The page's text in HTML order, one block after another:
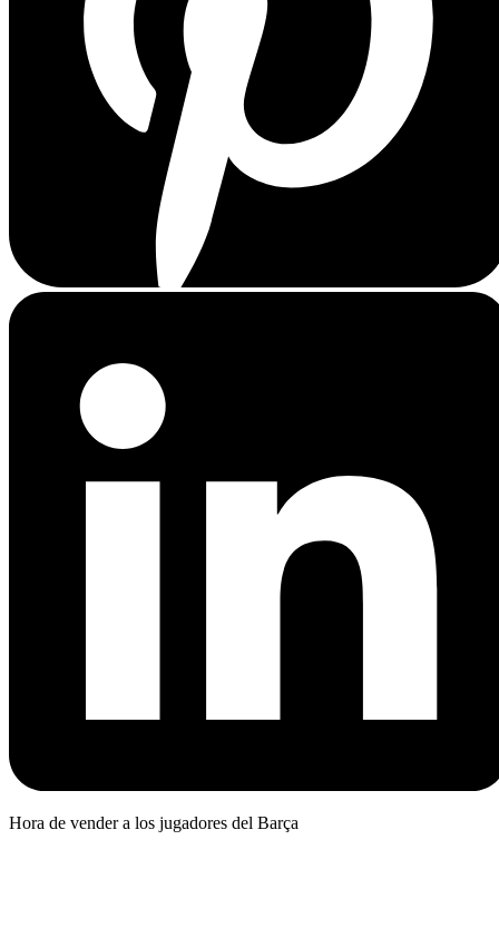
Hora de vender a los jugadores del Barça